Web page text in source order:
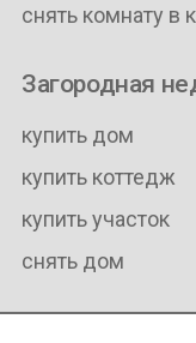
снять комнату в
Загородная
купить дом
купить коттедж
купить участок
снять дом